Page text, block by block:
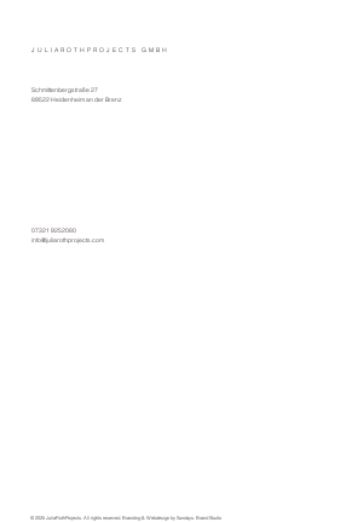
© 2025 JuliaRothProjects. All rights reserved. Branding & Webdesign by Sundays. Brand Studio
JULIAROTHPROJECTS GMBH
Schmittenbergstraße 27
89522 Heidenheim an der Brenz
07321 9252080
info@juliarothprojects.com